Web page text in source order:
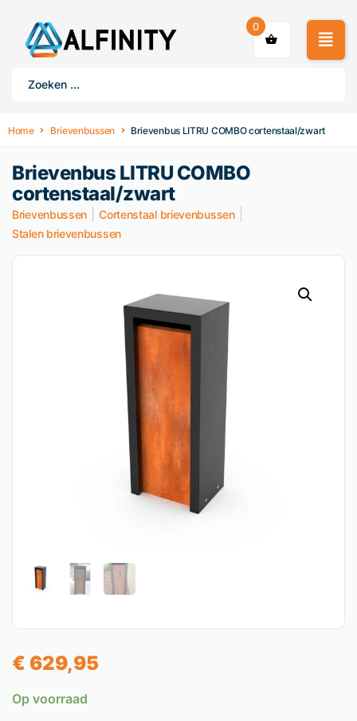
0
Home Brievenbussen Brievenbus LITRU COMBO cortenstaal/zwart
Brievenbus LITRU COMBO
cortenstaal/zwart
Brievenbussen Cortenstaal brievenbussen|
Stalen brievenbussen
€ 629,95
Op voorraad